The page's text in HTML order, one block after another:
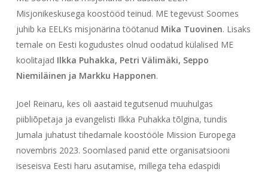
Misjonikeskusega koostööd teinud. ME tegevust Soomes
juhib ka EELKs misjonärina töötanud Mika Tuovinen. Lisaks
temale on Eesti kogudustes olnud oodatud külalised ME
koolitajad Ilkka Puhakka, Petri Välimäki, Seppo
Niemiläinen ja Markku Happonen.
Joel Reinaru, kes oli aastaid tegutsenud muuhulgas
piibliõpetaja ja evangelisti Ilkka Puhakka tõlgina, tundis
Jumala juhatust tihedamale koostööle Mission Europega
novembris 2023. Soomlased panid ette organisatsiooni
iseseisva Eesti haru asutamise, millega teha edaspidi